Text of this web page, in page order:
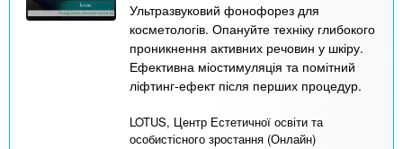
Ультразвуковий фонофорез для
косметологів. Опануйте техніку глибокого
проникнення активних речовин у шкіру.
Ефективна міостимуляція та помітний
ліфтинг-ефект після перших процедур.
LOTUS, Центр Естетичної освіти та
особистісного зростання (Онлайн)